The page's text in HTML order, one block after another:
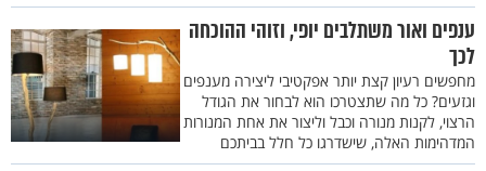
ענפים ואור משתלבים יופי, וזוהי ההוכחה
לכך
מחפשים רעיון קצת יותר אפקטיבי ליצירה מענפים
וגזעים? כל מה שתצטרכו הוא לבחור את הגודל
הרצוי, לקנות מנורה וכבל וליצור את אחת המנורות
המדהימות האלה, שישדרגו כל חלל בביתכם